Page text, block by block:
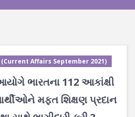
(Current Affairs September 2021)
ભારતના 112 આકાંક્ષી
મફત શિક્ષણ પ્રદાન